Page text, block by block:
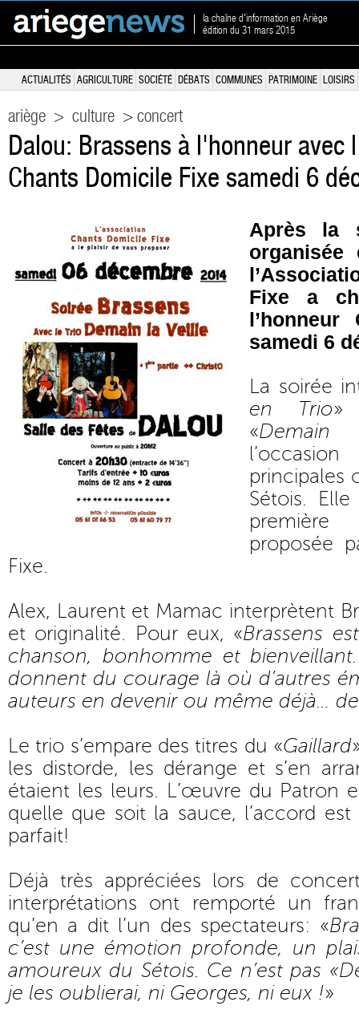
la chaîne d'information en Ariège
édition du 31 mars 2015
ACTUALITÉS AGRICULTURE SOCIÉTÉ DÉBATS COMMUNES PATRIMOINE LOISIRS
ariège > culture > concert
Dalou: Brassens à l'honneur avec
Chants Domicile Fixe samedi 6
Après la
organisée
Fixe a
l’honneur
samedi 6
La soirée
en Trio»
«
principales
Sétois.
proposée
Fixe.
Alex, Laurent et Mamac interprètent
et originalité. Pour eux, «Brassens
chanson, bonhomme et
donnent du courage là où d’autres
auteurs en devenir ou même déjà…
Le trio s’empare des titres du «Gaillard
les distorde, les dérange et s’en
étaient les leurs. L’œuvre du Patron
quelle que soit la sauce, l’accord
parfait!
Déjà très appréciées lors de
interprétations ont remporté un
qu’en a dit l’un des spectateurs: «
c’est une émotion profonde, un
amoureux du Sétois. Ce n’est pas
je les oublierai, ni Georges, ni eux !»